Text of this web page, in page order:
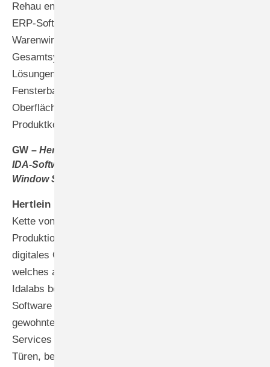
Rehau entwickeln wir eine handwerksspezifische
ERP-Software, die weit über herkömmliche
Warenwirtschaftssysteme hinausgeht. Im
Gesamtsystem Rehau Connect+ werden unsere ERP-
Lösungen intelligent integriert. Das bedeutet: Ein
Fensterbaubetrieb hat alle Möglichkeiten in einer
Oberfläche, von der Kundenakquise über die
Produktkonfiguration bis zur Auftragsabwicklung.
GW –Herr Hertlein, wie funktioniert die Integration der
IDA-Software in die Software-Umgebung von Rehau
Window Solutions?
Hertlein –
Kette von den Angebotsanfragen des Kunden bis in die
Produktion zu schließen. Rehau Connect+ ist unser
digitales Ökosystem für unsere Partner und Kunden,
welches auch das Rehau-ERP in Kooperation mit
Idalabs beinhaltet. Durch die Integration der IDA-ERP-
Software können Fensterhersteller direkt aus ihrer
gewohnten Arbeitsumgebung auf all diese digitalen
Services zugreifen. Sie konfigurieren Fenster und
Türen, bestellen Material, verfolgen Lieferungen und